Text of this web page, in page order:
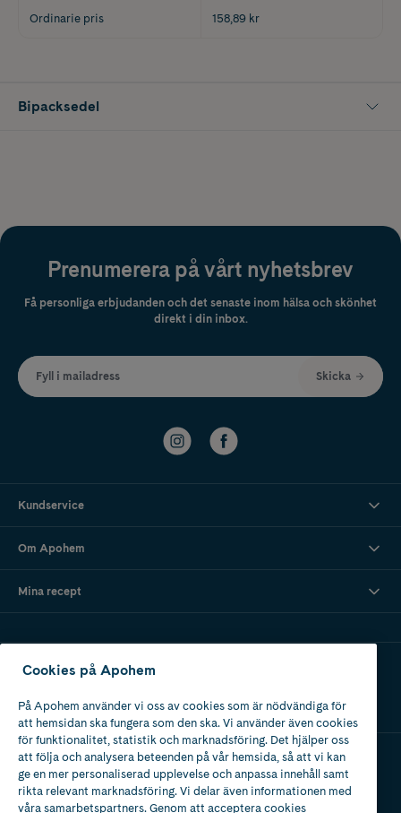
Ordinarie pris 158,89 kr
Bipacksedel
Prenumerera på vårt nyhetsbrev
Få personliga erbjudanden och det senaste inom hälsa och skönhet
direkt i din inbox.
Fyll i mailadress Skicka
Kundservice
Om Apohem
Mina recept
Ladda ner vår app
Apotek med tillstånd
av Läkemedelsverket
Cookies på Apohem
På Apohem använder vi oss av cookies som är nödvändiga för
att hemsidan ska fungera som den ska. Vi använder även cookies
för funktionalitet, statistik och marknadsföring. Det hjälper oss
att följa och analysera beteenden på vår hemsida, så att vi kan
ge en mer personaliserad upplevelse och anpassa innehåll samt
rikta relevant marknadsföring. Vi delar även informationen med
våra samarbetspartners. Genom att acceptera cookies